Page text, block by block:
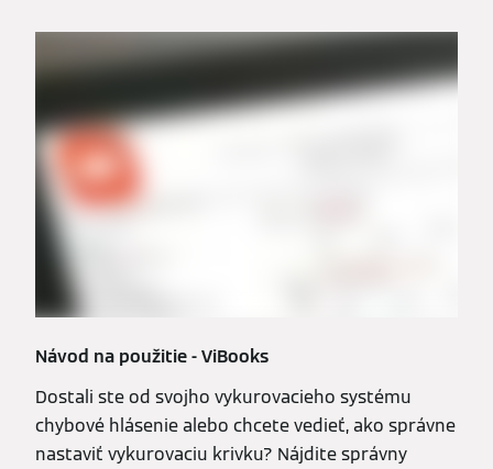
Návod na použitie - ViBooks
Dostali ste od svojho vykurovacieho systému
chybové hlásenie alebo chcete vedieť, ako správne
nastaviť vykurovaciu krivku? Nájdite správny